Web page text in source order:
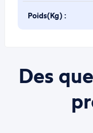
Poids(Kg) :
Des